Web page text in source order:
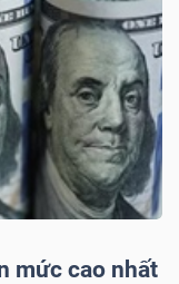
mức cao nhất
chỉ quỹ Chứng